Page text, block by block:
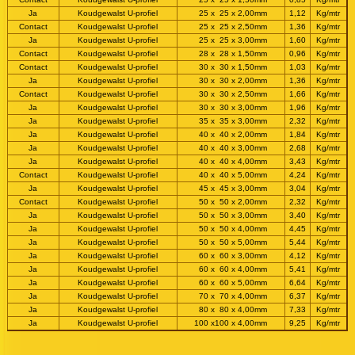
Ja
Koudgewalst U-profiel 25 x 25 x 2,00mm 1,12
Kg/mtr
Contact
Koudgewalst U-profiel 25 x 25 x 2,50mm 1,36
Kg/mtr
Ja
Koudgewalst U-profiel 25 x 25 x 3,00mm 1,60
Kg/mtr
Contact
Koudgewalst U-profiel 28 x 28 x 1,50mm 0,96
Kg/mtr
Contact
Koudgewalst U-profiel 30 x 30 x 1,50mm 1,03
Kg/mtr
Ja
Koudgewalst U-profiel 30 x 30 x 2,00mm 1,36
Kg/mtr
Contact
Koudgewalst U-profiel 30 x 30 x 2,50mm 1,66
Kg/mtr
Ja
Koudgewalst U-profiel 30 x 30 x 3,00mm 1,96
Kg/mtr
Ja
Koudgewalst U-profiel 35 x 35 x 3,00mm 2,32
Kg/mtr
Ja
Koudgewalst U-profiel 40 x 40 x 2,00mm 1,84
Kg/mtr
Ja
Koudgewalst U-profiel 40 x 40 x 3,00mm 2,68
Kg/mtr
Ja
Koudgewalst U-profiel 40 x 40 x 4,00mm 3,43
Kg/mtr
Contact
Koudgewalst U-profiel 40 x 40 x 5,00mm 4,24
Kg/mtr
Ja
Koudgewalst U-profiel 45 x 45 x 3,00mm 3,04
Kg/mtr
Contact
Koudgewalst U-profiel 50 x 50 x 2,00mm 2,32
Kg/mtr
Ja
Koudgewalst U-profiel 50 x 50 x 3,00mm 3,40
Kg/mtr
Ja
Koudgewalst U-profiel 50 x 50 x 4,00mm 4,45
Kg/mtr
Ja
Koudgewalst U-profiel 50 x 50 x 5,00mm 5,44
Kg/mtr
Ja
Koudgewalst U-profiel 60 x 60 x 3,00mm 4,12
Kg/mtr
Ja
Koudgewalst U-profiel 60 x 60 x 4,00mm 5,41
Kg/mtr
Ja
Koudgewalst U-profiel 60 x 60 x 5,00mm 6,64
Kg/mtr
Ja
Koudgewalst U-profiel 70 x 70 x 4,00mm 6,37
Kg/mtr
Ja
Koudgewalst U-profiel 80 x 80 x 4,00mm 7,33
Kg/mtr
Ja
Koudgewalst U-profiel 100 x100 x 4,00mm 9,25 Kg/mtr